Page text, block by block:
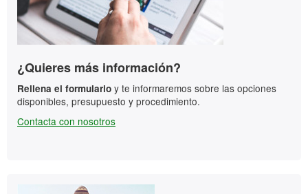
¿Quieres más información?
Rellena el formulario y te informaremos sobre las opciones
disponibles, presupuesto y procedimiento.
Contacta con nosotros